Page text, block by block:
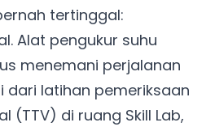
tertinggal:
Alat pengukur suhu
menemani perjalanan
dari latihan pemeriksaan
(TTV) di ruang Skill Lab,